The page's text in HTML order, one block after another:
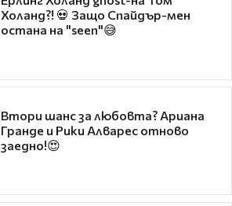
Холанд?! 💀 Защо Спайдър-мен
остана на "seen"😅
Втори шанс за любовта? Ариана
Гранде и Рики Алварес отново
заедно!😍